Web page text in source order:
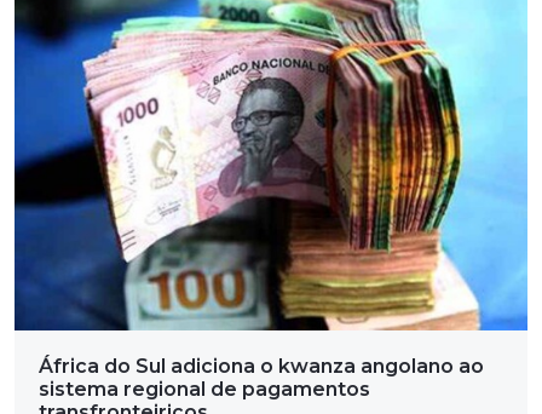
África do Sul adiciona o kwanza angolano ao
sistema regional de pagamentos